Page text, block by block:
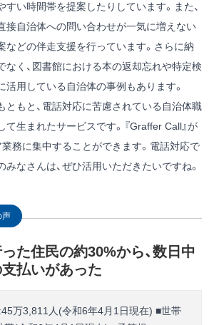
い時間帯を提案したりしています。また、
接自治体への問い合わせが一気に増えない
などの伴走支援を行っています。さらに納
なく、図書館における本の返却忘れや特定検
活用している自治体の事例もあります。
もと、電話対応に苦慮されている自治体職
て生まれたサービスです。『Graffer Call』が
業務に集中することができます。電話対応で
なさんは、ぜひ活用いただきたいですね。
声
た住民の約30%から、数日中
払いがあった
万3,811人(令和6年4月1日現在) ■世帯